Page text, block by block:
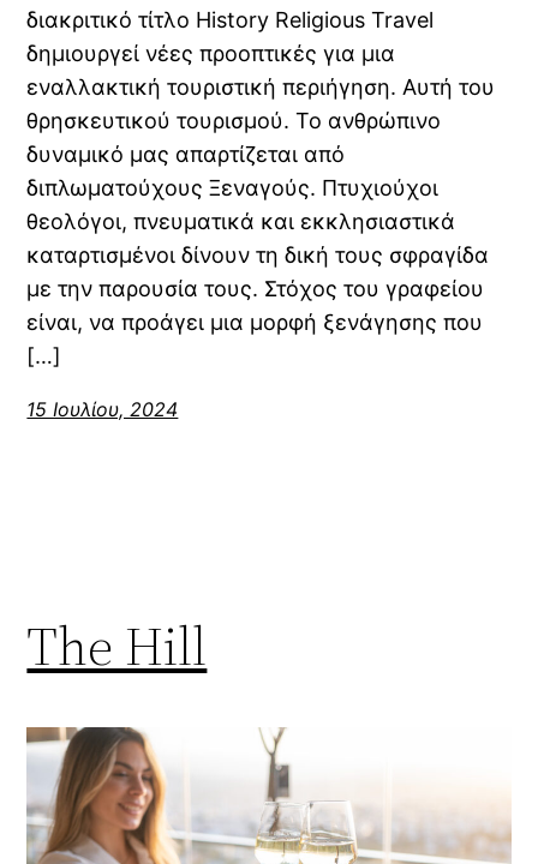
διακριτικό τίτλο History Religious Travel
δημιουργεί νέες προοπτικές για μια
εναλλακτική τουριστική περιήγηση. Αυτή του
θρησκευτικού τουρισμού. Το ανθρώπινο
δυναμικό μας απαρτίζεται από
διπλωματούχους Ξεναγούς. Πτυχιούχοι
θεολόγοι, πνευματικά και εκκλησιαστικά
καταρτισμένοι δίνουν τη δική τους σφραγίδα
με την παρουσία τους. Στόχος του γραφείου
είναι, να προάγει μια μορφή ξενάγησης που
[…]
15 Ιουλίου, 2024
The Hill